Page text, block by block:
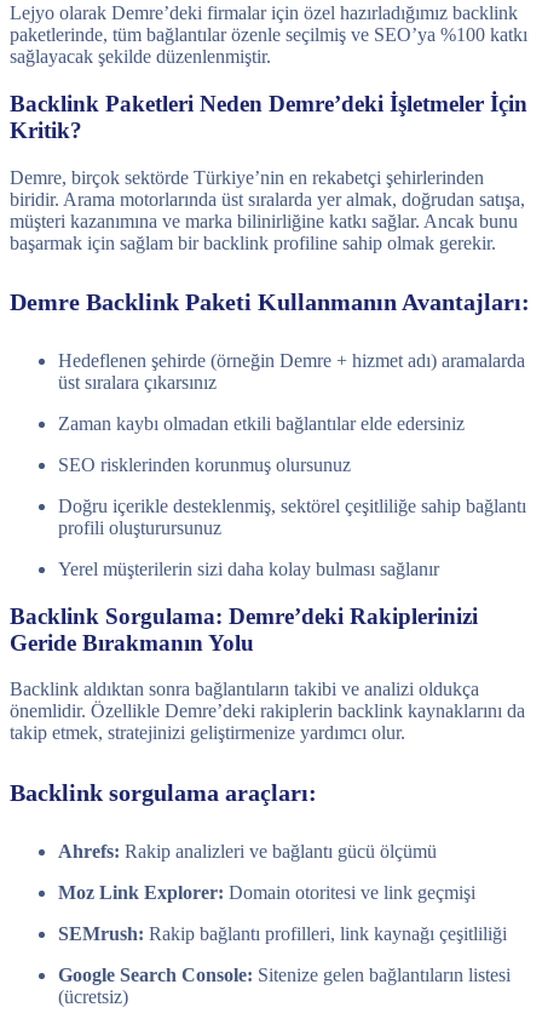
Lejyo olarak Demre’deki firmalar için özel hazırladığımız backlink
paketlerinde, tüm bağlantılar özenle seçilmiş ve SEO’ya %100 katkı
sağlayacak şekilde düzenlenmiştir.
Backlink Paketleri Neden Demre’deki İşletmeler İçin
Kritik?
Demre, birçok sektörde Türkiye’nin en rekabetçi şehirlerinden
biridir. Arama motorlarında üst sıralarda yer almak, doğrudan satışa,
müşteri kazanımına ve marka bilinirliğine katkı sağlar. Ancak bunu
başarmak için sağlam bir backlink profiline sahip olmak gerekir.
Demre Backlink Paketi Kullanmanın Avantajları:
Hedeflenen şehirde (örneğin Demre + hizmet adı) aramalarda
üst sıralara çıkarsınız
Zaman kaybı olmadan etkili bağlantılar elde edersiniz
SEO risklerinden korunmuş olursunuz
Doğru içerikle desteklenmiş, sektörel çeşitliliğe sahip bağlantı
profili oluşturursunuz
Yerel müşterilerin sizi daha kolay bulması sağlanır
Backlink Sorgulama: Demre’deki Rakiplerinizi
Geride Bırakmanın Yolu
Backlink aldıktan sonra bağlantıların takibi ve analizi oldukça
önemlidir. Özellikle Demre’deki rakiplerin backlink kaynaklarını da
takip etmek, stratejinizi geliştirmenize yardımcı olur.
Backlink sorgulama araçları:
Ahrefs: Rakip analizleri ve bağlantı gücü ölçümü
Moz Link Explorer: Domain otoritesi ve link geçmişi
SEMrush: Rakip bağlantı profilleri, link kaynağı çeşitliliği
Google Search Console: Sitenize gelen bağlantıların listesi
(ücretsiz)